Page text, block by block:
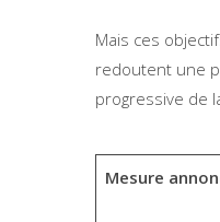
Mais ces
redoutent une
progressive de
Mesure